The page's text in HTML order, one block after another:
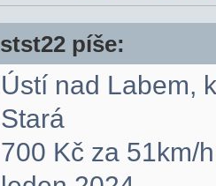
stst22 píše:
Ústí nad Labem,
Stará
700 Kč za 51km/